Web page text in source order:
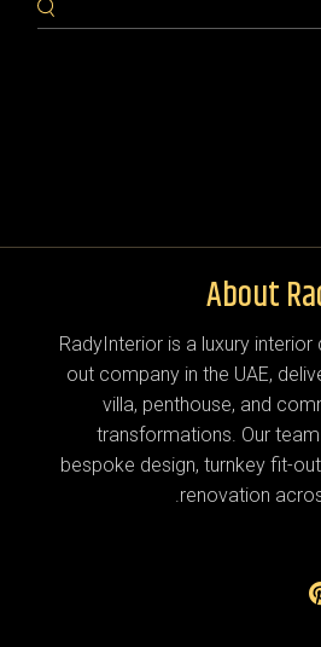
About
RadyInterior is a luxury interior
out company in the UAE,
villa, penthouse, and
transformations. Our
bespoke design, turnkey fit-
renovation